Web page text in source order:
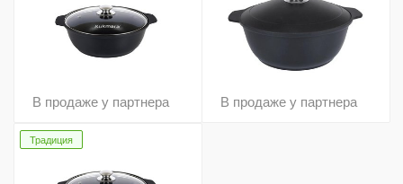
В продаже у партнера В продаже у партнера
Традиция